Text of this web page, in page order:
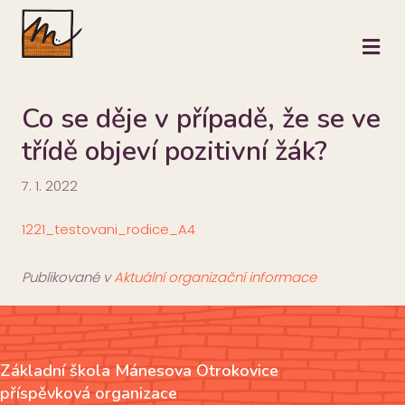
Co se děje v případě, že se ve
třídě objeví pozitivní žák?
7. 1. 2022
1221_testovani_rodice_A4
Publikované vAktuální organizační informace
Základní škola Mánesova Otrokovice
příspěvková organizace